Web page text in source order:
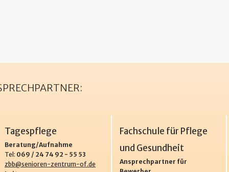
Tagespflege
Beratung/Aufnahme
Tel: 069 / 24 74 92 - 55 53
zbb@senioren-zentrum-of.de
Fachschule für Pflege
und Gesundheit
Ansprechpartner für